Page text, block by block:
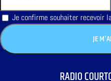
Je confirme souhaiter recevoir
RADIO